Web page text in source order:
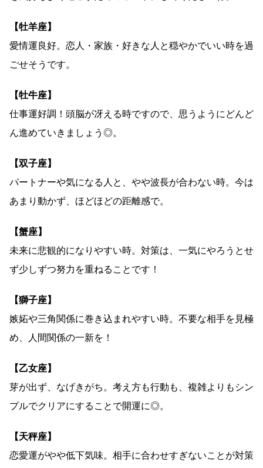
【牡羊座】
愛情運良好。恋人・家族・好きな人と穏やかでいい時を過
ごせそうです。
【牡牛座】
仕事運好調！頭脳が冴える時ですので、思うようにどんど
ん進めていきましょう◎。
【双子座】
パートナーや気になる人と、やや波長が合わない時。今は
あまり動かず、ほどほどの距離感で。
【蟹座】
未来に悲観的になりやすい時。対策は、一気にやろうとせ
ず少しずつ努力を重ねることです！
【獅子座】
嫉妬や三角関係に巻き込まれやすい時。不要な相手を見極
め、人間関係の一新を！
【乙女座】
芽が出ず、なげきがち。考え方も行動も、複雑よりもシン
プルでクリアにすることで開運に◎。
【天秤座】
恋愛運がやや低下気味。相手に合わせすぎないことが対策